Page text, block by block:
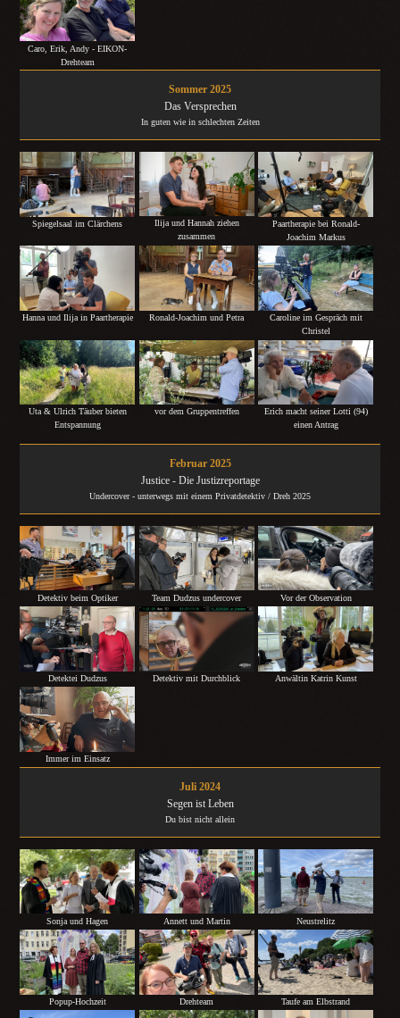
Caro, Erik, Andy - EIKON-
Drehteam
Sommer 2025
Das Versprechen
In guten wie in schlechten Zeiten
Spiegelsaal im Clärchens
Ilija und Hannah ziehen
zusammen
Paartherapie bei Ronald-
Joachim Markus
Hanna und Ilija in Paartherapie Ronald-Joachim und Petra
Caroline im Gespräch mit
Christel
Uta & Ulrich Täuber bieten
Entspannung
vor dem Gruppentreffen
Erich macht seiner Lotti (94)
einen Antrag
Februar 2025
Justice - Die Justizreportage
Undercover - unterwegs mit einem Privatdetektiv / Dreh 2025
Detektiv beim Optiker Team Dudzus undercover Vor der Observation
Detektei Dudzus Detektiv mit Durchblick Anwältin Katrin Kunst
Immer im Einsatz
Juli 2024
Segen ist Leben
Du bist nicht allein
Sonja und Hagen Annett und Martin Neustrelitz
Popup-Hochzeit Drehteam Taufe am Elbstrand